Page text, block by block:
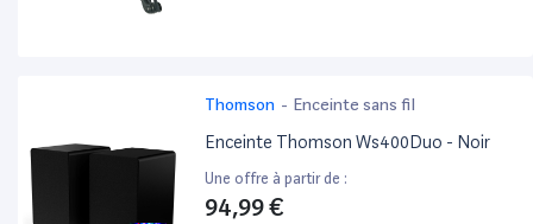
Thomson - Enceinte sans fil
Enceinte Thomson Ws400Duo - Noir
Une offre à partir de :
94,99 €